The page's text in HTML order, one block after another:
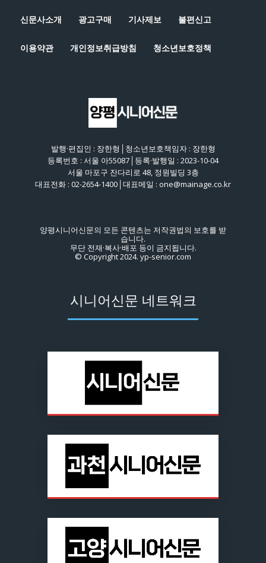
신문사소개 광고구매 기사제보 불편신고
이용약관 개인정보취급방침 청소년보호정책
발행·편집인 : 장한형│청소년보호책임자 : 장한형
등록번호 : 서울 아55087│등록·발행일 : 2023-10-04
서울 마포구 잔다리로 48, 정원빌딩 3층
대표전화 : 02-2654-1400│대표메일 : one@mainage.co.kr
양평시니어신문의 모든 콘텐츠는 저작권법의 보호를 받
습니다.
무단 전재·복사·배포 등이 금지됩니다.
© Copyright 2024. yp-senior.com
시니어신문 네트워크